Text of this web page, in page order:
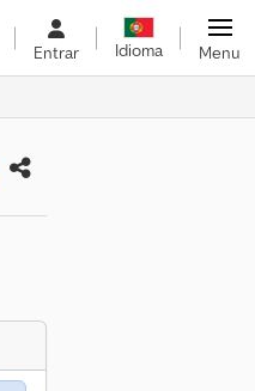
Entrar Idioma Menu